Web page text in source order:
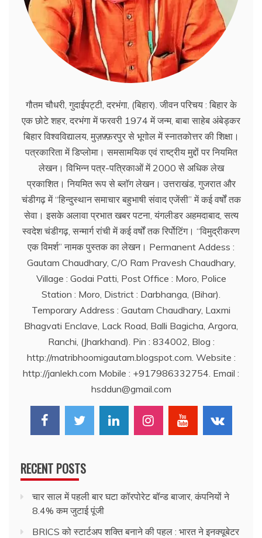
गौतम चौधरी, गुदाईपट्टी, दरभंगा, (बिहार). जीवन परिचय : बिहार के
एक छोटे शहर, दरभंगा में फरवरी 1974 में जन्म, बाबा साहेब अंबेड्कर
बिहार विश्वविद्यालय, मुज़फ़्फ़रपुर से भूगोल में स्नातकोत्तर की शिक्षा।
पत्रकारिता में डिप्लोमा। समसामयिक एवं राष्ट्रीय मुद्दों पर नियमित
लेखन। विभिन्न पत्र-पत्रिकाओं में 2000 से अधिक लेख
प्रकाशित। नियमित रूप से ब्लाॅग लेखन। उत्तराखंड, गुजरात और
चंडीगढ़ में ‘‘हिन्दुस्थान समाचार बहुभाषी संवाद एजेंसी’’ में कई वर्षों तक
सेवा। इसके अलावा प्रभात खबर पटना, यंगलीडर अहमदाबाद, सत्य
स्वदेश चंडीगढ़, सन्मार्ग रांची में कई वर्षों तक रिर्पोटिंग। ‘‘विमुद्रीकरण
एक विमर्श’’ नामक पुस्तक का लेखन। Permanent Addess :
Gautam Chaudhary, C/O Ram Pravesh Chaudhary,
Village : Godai Patti, Post Office : Moro, Police
Station : Moro, District : Darbhanga, (Bihar).
Temporary Address : Gautam Chaudhary, Laxmi
Bhagvati Enclave, Lack Road, Balli Bagicha, Argora,
Ranchi, (Jharkhand). Pin : 834002, Blog :
http://matribhoomigautam.blogspot.com. Website :
http://janlekh.com Mobile : +917986332754. Email :
hsddun@gmail.com
RECENT POSTS
चार साल में पहली बार घटा कॉरपोरेट बॉन्ड बाजार, कंपनियों ने
8.4% कम जुटाई पूंजी
BRICS को स्टार्टअप शक्ति बनाने की पहल : भारत ने इनक्यूबेटर